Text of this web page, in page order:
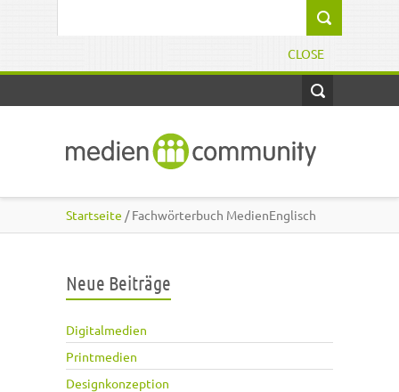
CLOSE
Startseite / Fachwörterbuch MedienEnglisch
Neue Beiträge
Digitalmedien
Printmedien
Designkonzeption